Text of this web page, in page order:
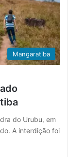
Mangaratiba
do Urubu, em
A interdição foi